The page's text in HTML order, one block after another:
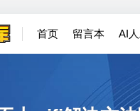
首页 留言本 AI